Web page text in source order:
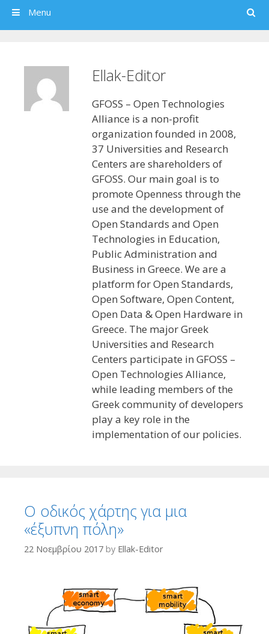
Search
Menu
Ellak-Editor
GFOSS – Open Technologies
Alliance is a non-profit
organization founded in 2008,
37 Universities and Research
Centers are shareholders of
GFOSS. Our main goal is to
promote Openness through the
use and the development of
Open Standards and Open
Technologies in Education,
Public Administration and
Business in Greece. We are a
platform for Open Standards,
Open Software, Open Content,
Open Data & Open Hardware in
Greece. The major Greek
Universities and Research
Centers participate in GFOSS –
Open Technologies Alliance,
while leading members of the
Greek community of developers
play a key role in the
implementation of our policies.
Ο οδικός χάρτης για μια
«έξυπνη πόλη»
22 Νοεμβρίου 2017 by Ellak-Editor